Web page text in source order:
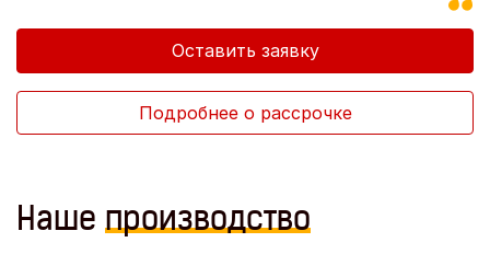
Оставить заявку
Подробнее о рассрочке
Наше производство